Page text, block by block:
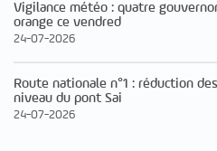
Vigilance météo : quatre
orange ce vendred
24-07-2026
Route nationale n°1 : réduction
niveau du pont Sai
24-07-2026